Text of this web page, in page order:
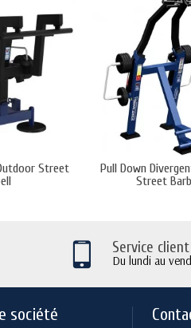
Street
Pull Down
Street
Service client
Du lundi au
société